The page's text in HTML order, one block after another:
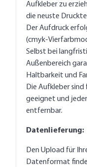
Aufkleber zu
die neuste
Der Aufdruck
(cmyk-
Selbst bei
Außenbereich
Haltbarkeit und
Die Aufkleber
geeignet und
entfernbar.
Datenlieferung:
Den Upload für
Datenformat